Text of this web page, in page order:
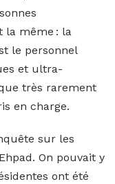
la même : la
le personnel
et ultra-
très rarement
en charge.
sur les
On pouvait y
ont été